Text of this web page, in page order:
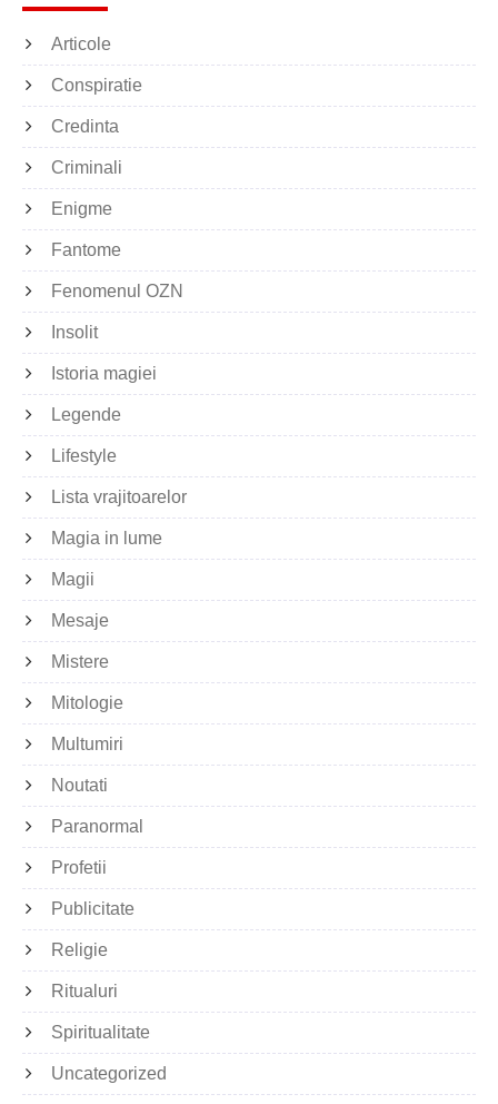
Articole
Conspiratie
Credinta
Criminali
Enigme
Fantome
Fenomenul OZN
Insolit
Istoria magiei
Legende
Lifestyle
Lista vrajitoarelor
Magia in lume
Magii
Mesaje
Mistere
Mitologie
Multumiri
Noutati
Paranormal
Profetii
Publicitate
Religie
Ritualuri
Spiritualitate
Uncategorized